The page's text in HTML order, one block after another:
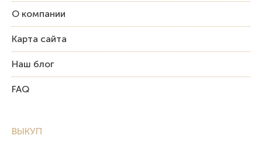
О компании
Карта сайта
Наш блог
FAQ
ВЫКУП